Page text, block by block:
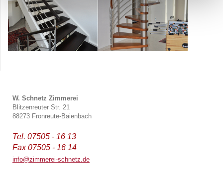
W. Schnetz Zimmerei
Blitzenreuter Str. 21
88273 Fronreute-Baienbach
Tel. 07505 - 16 13
Fax 07505 - 16 14
info@zimmerei-schnetz.de